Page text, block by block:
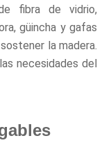
fibra de vidrio,
güincha y gafas
la madera.
necesidades del